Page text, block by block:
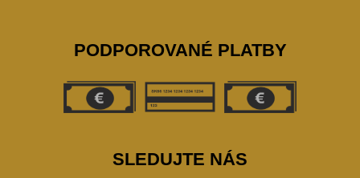
PODPOROVANÉ PLATBY
SLEDUJTE NÁS